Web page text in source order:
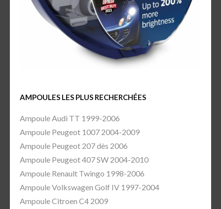
AMPOULES LES PLUS RECHERCHÉES
Ampoule Audi TT 1999-2006
Ampoule Peugeot 1007 2004-2009
Ampoule Peugeot 207 dès 2006
Ampoule Peugeot 407 SW 2004-2010
Ampoule Renault Twingo 1998-2006
Ampoule Volkswagen Golf IV 1997-2004
Ampoule Citroen C4 2009